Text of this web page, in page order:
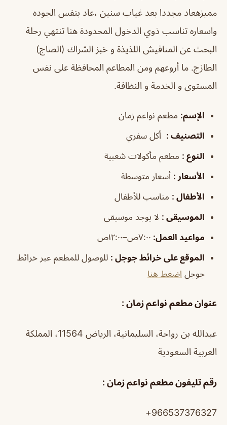
مميزهعاد مجددا بعد غياب سنين ،عاد بنفس الجوده
واسعاره تناسب ذوي الدخول المحدودة هنا تنتهي رحلة
البحث عن المناقيش اللذيذة و خبز الشراك (الصاج)
الطازج. ما أروعهم ومن المطاعم المحافظة على نفس
المستوى و الخدمة و النظافة.
الإسم: مطعم نواعم زمان
التصنيف : أكل سفري
النوع : مطعم مأكولات شعبية
الأسعار : أسعار متوسطة
الأطفال : مناسب للأطفال
الموسيقى : لا يوجد موسيقى
مواعيد العمل: ٧:٠٠ص–١٢:٠٠ص
الموقع على خرائط جوجل : للوصول للمطعم عبر خرائط
جوجل اضغط هنا
عنوان مطعم نواعم زمان :
عبدالله بن رواحة، السليمانية، الرياض 11564، المملكة
العربية السعودية
رقم تليفون مطعم نواعم زمان :
966537376327+